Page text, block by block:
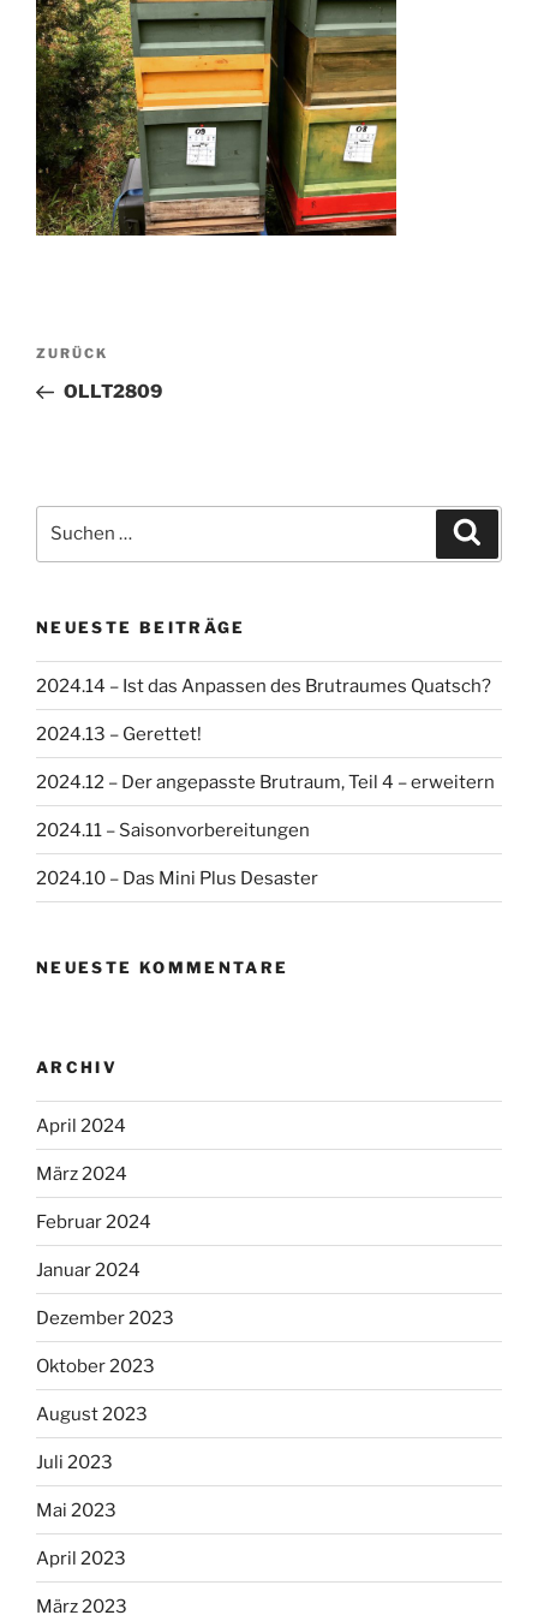
Beitragsnavigation
Vorheriger
Beitrag
ZURÜCK
OLLT2809
nach:
NEUESTE BEITRÄGE
2024.14 – Ist das Anpassen des Brutraumes Quatsch?
2024.13 – Gerettet!
2024.12 – Der angepasste Brutraum, Teil 4 – erweitern
2024.11 – Saisonvorbereitungen
2024.10 – Das Mini Plus Desaster
NEUESTE KOMMENTARE
ARCHIV
April 2024
März 2024
Februar 2024
Januar 2024
Dezember 2023
Oktober 2023
August 2023
Juli 2023
Mai 2023
April 2023
März 2023